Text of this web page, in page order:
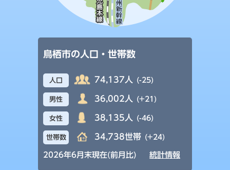
鳥栖市の人口・世帯数
人口 74,137人 (-25)
男性 36,002人 (+21)
女性 38,135人 (-46)
世帯数 34,738世帯 (+24)
2026年6月末現在(前月比) 統計情報